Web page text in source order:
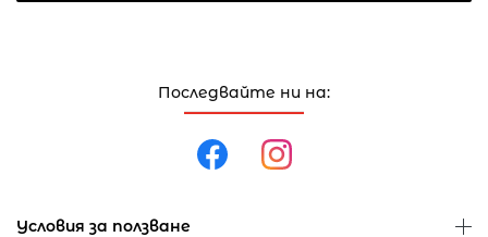
Последвайте ни на:
Условия за ползване